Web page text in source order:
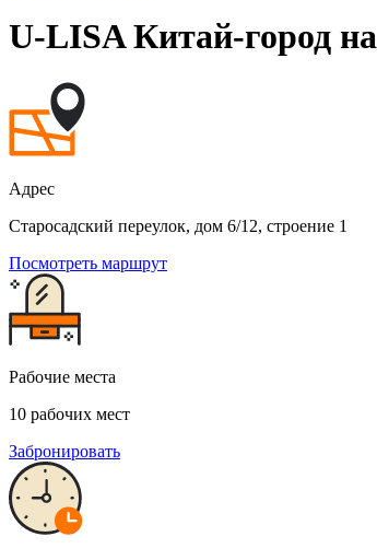
U-LISA Китай-город
Адрес
Старосадский переулок, дом 6/12, строение 1
Посмотреть маршрут
Рабочие места
10 рабочих мест
Забронировать